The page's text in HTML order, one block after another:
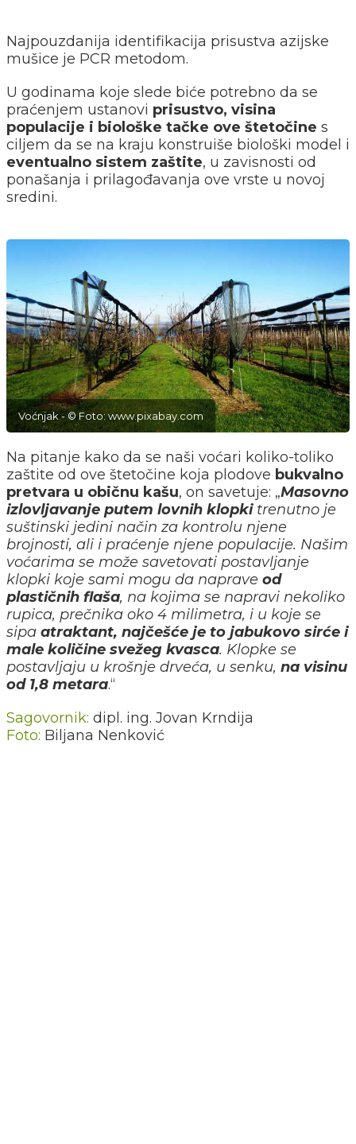
Najpouzdanija identifikacija prisustva azijske
mušice je PCR metodom.
U godinama koje slede biće potrebno da se
praćenjem ustanovi prisustvo, visina
populacije i biološke tačke ove štetočine s
ciljem da se na kraju konstruiše biološki model i
eventualno sistem zaštite, u zavisnosti od
ponašanja i prilagođavanja ove vrste u novoj
sredini.
Voćnjak - © Foto: www.pixabay.com
Na pitanje kako da se naši voćari koliko-toliko
zaštite od ove štetočine koja plodove bukvalno
pretvara u običnu kašu, on savetuje: „Masovno
izlovljavanje putem lovnih klopkitrenutno je
suštinski jedini način za kontrolu njene
brojnosti, ali i praćenje njene populacije. Našim
voćarima se može savetovati postavljanje
klopki koje sami mogu da naprave od
plastičnih flaša, na kojima se napravi nekoliko
rupica, prečnika oko 4 milimetra, i u koje se
sipa atraktant, najčešće je to jabukovo sirće i
male količine svežeg kvasca. Klopke se
postavljaju u krošnje drveća, u senku, na visinu
od 1,8 metara.“
Sagovornik: dipl. ing. Jovan Krndija
Foto: Biljana Nenković